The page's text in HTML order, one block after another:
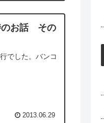
のお話 その
でした。バンコ
2013.06.29